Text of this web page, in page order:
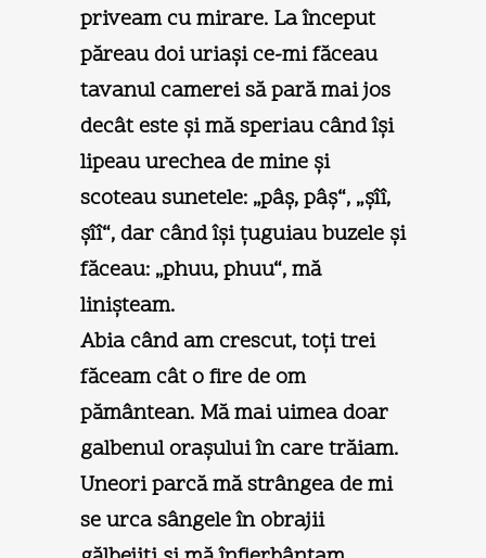
priveam cu mirare. La început
păreau doi uriaşi ce-mi făceau
tavanul camerei să pară mai jos
decât este şi mă speriau când îşi
lipeau urechea de mine şi
scoteau sunetele: „pâş, pâş“, „şîî,
şîî“, dar când îşi ţuguiau buzele şi
făceau: „phuu, phuu“, mă
linişteam.
Abia când am crescut, toţi trei
făceam cât o fire de om
pământean. Mă mai uimea doar
galbenul oraşului în care trăiam.
Uneori parcă mă strângea de mi
se urca sângele în obrajii